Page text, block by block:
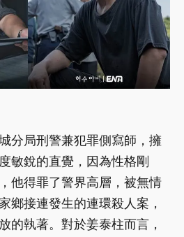
分局刑警兼犯罪側寫師，擁
敏銳的直覺，因為性格剛
他得罪了警界高層，被無情
鄉接連發生的連環殺人案，
的執著。對於姜泰柱而言，